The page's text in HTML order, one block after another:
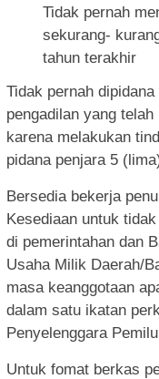
Tidak pernah
sekurang-
tahun terakhir
Tidak pernah
pengadilan yang
karena melakukan
pidana penjara 5
Bersedia bekerja
Kesediaan untuk
di pemerintahan dan
Usaha Milik Daerah/
masa keanggotaan
dalam satu ikatan
Penyelenggara
Untuk fomat berkas